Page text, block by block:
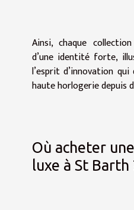
Ainsi, chaque
d’une identité forte,
l’esprit d’innovation
haute horlogerie depuis
Où acheter
luxe à St Barth